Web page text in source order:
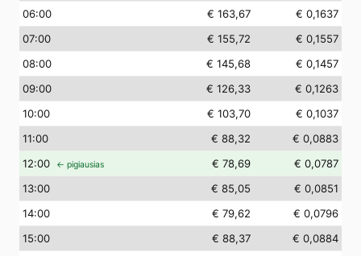
06:00 € 163,67
€ 0,1637
07:00 € 155,72
€ 0,1557
08:00 € 145,68
€ 0,1457
09:00 € 126,33
€ 0,1263
10:00 € 103,70
€ 0,1037
11:00 € 88,32
€ 0,0883
12:00 ← pigiausias € 78,69
€ 0,0787
13:00 € 85,05
€ 0,0851
14:00 € 79,62
€ 0,0796
15:00 € 88,37
€ 0,0884